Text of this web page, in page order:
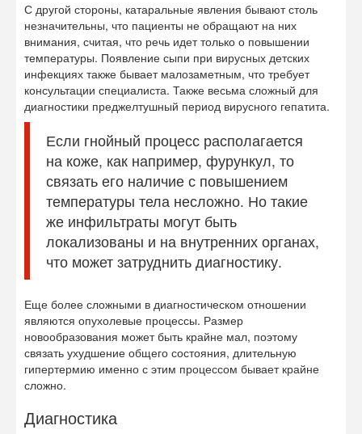
С другой стороны, катаральные явления бывают столь
незначительны, что пациенты не обращают на них
внимания, считая, что речь идет только о повышении
температуры. Появление сыпи при вирусных детских
инфекциях также бывает малозаметным, что требует
консультации специалиста. Также весьма сложный для
диагностики преджелтушный период вирусного гепатита.
Если гнойный процесс располагается
на коже, как например, фурункул, то
связать его наличие с повышением
температуры тела несложно. Но такие
же инфильтраты могут быть
локализованы и на внутренних органах,
что может затруднить диагностику.
Еще более сложными в диагностическом отношении
являются опухолевые процессы. Размер
новообразования может быть крайне мал, поэтому
связать ухудшение общего состояния, длительную
гипертермию именно с этим процессом бывает крайне
сложно.
Диагностика